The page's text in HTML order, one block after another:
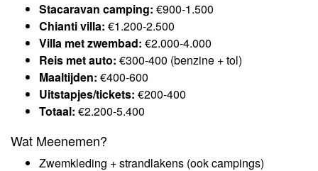
Stacaravan camping: €900-1.500
Chianti villa: €1.200-2.500
Villa met zwembad: €2.000-4.000
Reis met auto: €300-400 (benzine + tol)
Maaltijden: €400-600
Uitstapjes/tickets: €200-400
Totaal: €2.200-5.400
Wat Meenemen?
Zwemkleding + strandlakens (ook campings)